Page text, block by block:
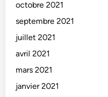
octobre 2021
septembre 2021
juillet 2021
avril 2021
mars 2021
janvier 2021